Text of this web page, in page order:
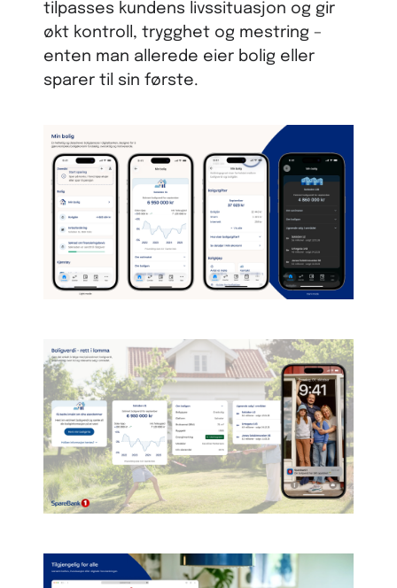
tilpasses kundens livssituasjon og gir
økt kontroll, trygghet og mestring –
enten man allerede eier bolig eller
sparer til sin første.